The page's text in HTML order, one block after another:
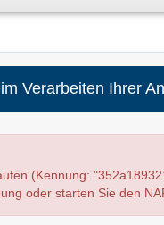
Verarbeiten Ihrer
(Kennung:
oder starten Sie den